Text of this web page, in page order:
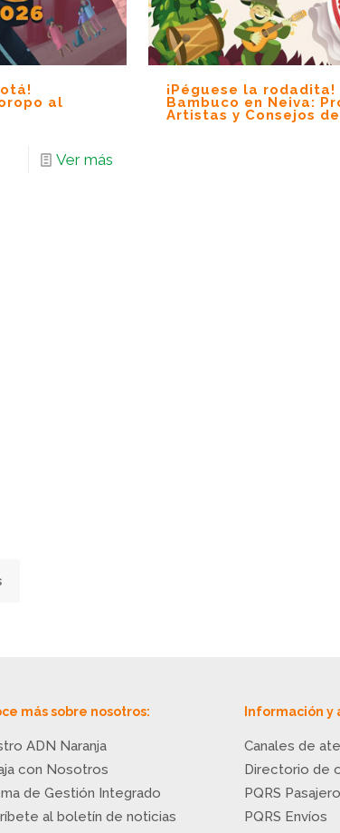
al
Ver más
¡Péguese la
Bambuco en Neiva:
Artistas y Consejos
más sobre nosotros:
ADN Naranja
con Nosotros
de Gestión Integrado
al boletín de noticias
Información y
Canales de
Directorio de
PQRS
PQRS Envíos